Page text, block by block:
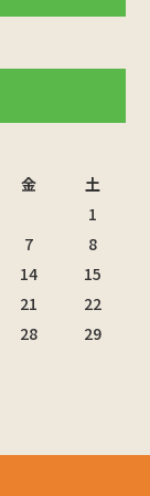
金 土
1
7
8
14
15
21
22
28
29